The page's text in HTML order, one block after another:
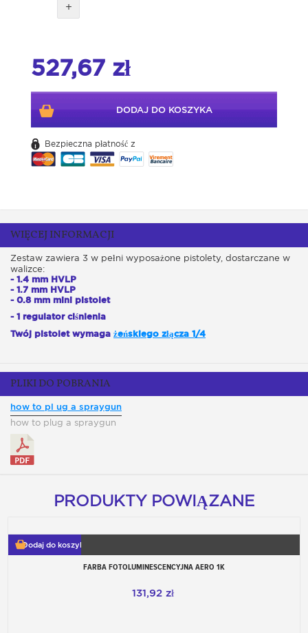
+
527,67 zł
DODAJ DO KOSZYKA
Bezpieczna płatność z
WIĘCEJ INFORMACJI
Zestaw zawiera 3 w pełni wyposażone pistolety, dostarczane w
walizce:
- 1.4 mm HVLP
- 1.7 mm HVLP
- 0.8 mm mini pistolet
- 1 regulator ciśnienia
Twój pistolet wymaga żeńskiego złącza 1/4
PLIKI DO POBRANIA
how to pl ug a spraygun
how to plug a spraygun
PRODUKTY POWIĄZANE
Dodaj do koszyka
FARBA FOTOLUMINESCENCYJNA AERO 1K
131,92 zł